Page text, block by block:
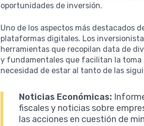
oportunidades de inversión.
Uno de los aspectos más destacados
plataformas digitales. Los
herramientas que recopilan data de
y fundamentales que facilitan la toma
necesidad de estar al tanto de las
Noticias Económicas:
fiscales y noticias sobre
las acciones en cuestión de